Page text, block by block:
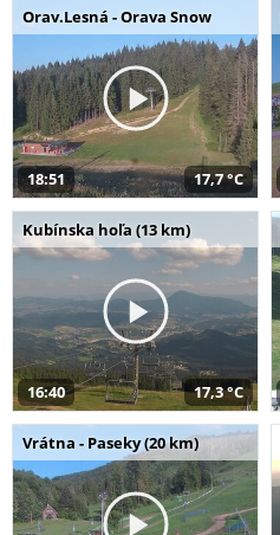
Orav.Lesná - Orava Snow
18:51 17,7 °C
Kubínska hoľa (13 km)
16:40 17,3 °C
Vrátna - Paseky (20 km)